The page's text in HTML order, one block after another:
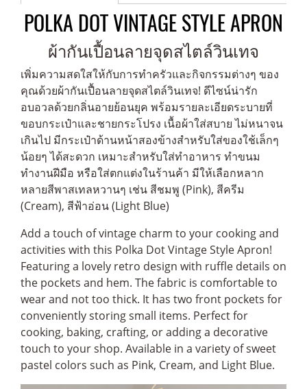
POLKA DOT VINTAGE STYLE APRON
ผ้ากันเปื้อนลายจุดสไตล์วินเทจ
เพิ่มความสดใสให้กับการทำครัวและกิจกรรมต่างๆ ของ
คุณด้วยผ้ากันเปื้อนลายจุดสไตล์วินเทจ! ดีไซน์น่ารัก
อบอวลด้วยกลิ่นอายย้อนยุค พร้อมรายละเอียดระบายที่
ขอบกระเป๋าและชายกระโปรง เนื้อผ้าใส่สบาย ไม่หนาจน
เกินไป มีกระเป๋าด้านหน้าสองข้างสำหรับใส่ของใช้เล็กๆ
น้อยๆ ได้สะดวก เหมาะสำหรับใส่ทำอาหาร ทำขนม
ทำงานฝีมือ หรือใส่ตกแต่งในร้านค้า มีให้เลือกหลาก
หลายสีพาสเทลหวานๆ เช่น สีชมพู (Pink), สีครีม
(Cream), สีฟ้าอ่อน (Light Blue)
Add a touch of vintage charm to your cooking and
activities with this Polka Dot Vintage Style Apron!
Featuring a lovely retro design with ruffle details on
the pockets and hem. The fabric is comfortable to
wear and not too thick. It has two front pockets for
conveniently storing small items. Perfect for
cooking, baking, crafting, or adding a decorative
touch to your shop. Available in a variety of sweet
pastel colors such as Pink, Cream, and Light Blue.